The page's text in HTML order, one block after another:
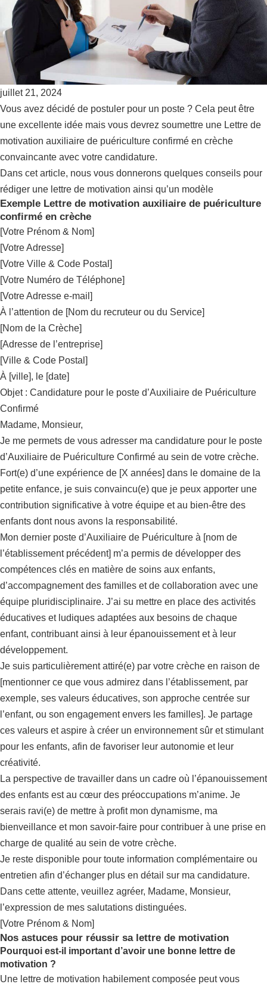
juillet 21, 2024
Vous avez décidé de postuler pour un poste ? Cela peut être
une excellente idée mais vous devrez soumettre une Lettre de
motivation auxiliaire de puériculture confirmé en crèche
convaincante avec votre candidature.
Dans cet article, nous vous donnerons quelques conseils pour
rédiger une lettre de motivation ainsi qu’un modèle
Exemple Lettre de motivation auxiliaire de puériculture
confirmé en crèche
[Votre Prénom & Nom]
[Votre Adresse]
[Votre Ville & Code Postal]
[Votre Numéro de Téléphone]
[Votre Adresse e-mail]
À l’attention de [Nom du recruteur ou du Service]
[Nom de la Crèche]
[Adresse de l’entreprise]
[Ville & Code Postal]
À [ville], le [date]
Objet : Candidature pour le poste d’Auxiliaire de Puériculture
Confirmé
Madame, Monsieur,
Je me permets de vous adresser ma candidature pour le poste
d’Auxiliaire de Puériculture Confirmé au sein de votre crèche.
Fort(e) d’une expérience de [X années] dans le domaine de la
petite enfance, je suis convaincu(e) que je peux apporter une
contribution significative à votre équipe et au bien-être des
enfants dont nous avons la responsabilité.
Mon dernier poste d’Auxiliaire de Puériculture à [nom de
l’établissement précédent] m’a permis de développer des
compétences clés en matière de soins aux enfants,
d’accompagnement des familles et de collaboration avec une
équipe pluridisciplinaire. J’ai su mettre en place des activités
éducatives et ludiques adaptées aux besoins de chaque
enfant, contribuant ainsi à leur épanouissement et à leur
développement.
Je suis particulièrement attiré(e) par votre crèche en raison de
[mentionner ce que vous admirez dans l’établissement, par
exemple, ses valeurs éducatives, son approche centrée sur
l’enfant, ou son engagement envers les familles]. Je partage
ces valeurs et aspire à créer un environnement sûr et stimulant
pour les enfants, afin de favoriser leur autonomie et leur
créativité.
La perspective de travailler dans un cadre où l’épanouissement
des enfants est au cœur des préoccupations m’anime. Je
serais ravi(e) de mettre à profit mon dynamisme, ma
bienveillance et mon savoir-faire pour contribuer à une prise en
charge de qualité au sein de votre crèche.
Je reste disponible pour toute information complémentaire ou
entretien afin d’échanger plus en détail sur ma candidature.
Dans cette attente, veuillez agréer, Madame, Monsieur,
l’expression de mes salutations distinguées.
[Votre Prénom & Nom]
Nos astuces pour réussir sa lettre de motivation
Pourquoi est-il important d’avoir une bonne lettre de
motivation ?
Une lettre de motivation habilement composée peut vous